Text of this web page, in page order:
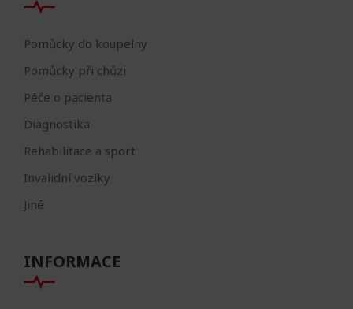
Pomůcky do koupelny
Pomůcky při chůzi
Péče o pacienta
Diagnostika
Rehabilitace a sport
Invalidní vozíky
Jiné
INFORMACE